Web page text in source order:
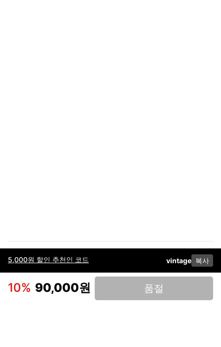
5,000원 할인 추천인 코드 vintage 복사
10% 90,000원 품절
이용약관고객센터판매개인정보 처리방침사업자 정보다운로드
인스타그램